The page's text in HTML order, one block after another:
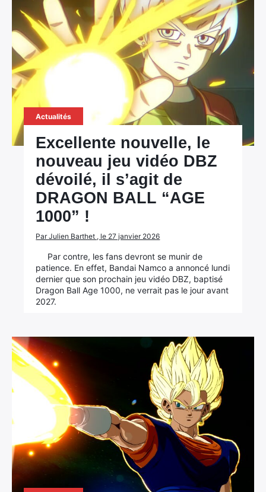
Actualités
Excellente nouvelle, le
nouveau jeu vidéo DBZ
dévoilé, il s’agit de
DRAGON BALL “AGE
1000” !
Par Julien Barthet , le 27 janvier 2026
Par contre, les fans devront se munir de
patience. En effet, Bandai Namco a annoncé lundi
dernier que son prochain jeu vidéo DBZ, baptisé
Dragon Ball Age 1000, ne verrait pas le jour avant
2027.